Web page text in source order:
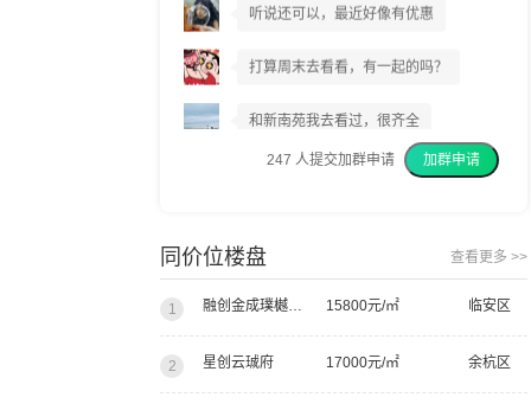
听说还可以，最近好像有优惠
打算周末去看看，有一起的吗？
和新南苑我去看过，很齐全
我上周已经交了意向金
247 人提交加群申请 加群申请
同价位楼盘 查看更多 >>
1 融创金成璞樾大观 15800元/㎡ 临安区
2 星创云珹府 17000元/㎡ 余杭区